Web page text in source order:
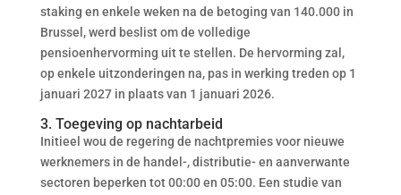
staking en enkele weken na de betoging van 140.000 in
Brussel, werd beslist om de volledige
pensioenhervorming uit te stellen. De hervorming zal,
op enkele uitzonderingen na, pas in werking treden op 1
januari 2027 in plaats van 1 januari 2026.
3. Toegeving op nachtarbeid
Initieel wou de regering de nachtpremies voor nieuwe
werknemers in de handel-, distributie- en aanverwante
sectoren beperken tot 00:00 en 05:00. Een studie van